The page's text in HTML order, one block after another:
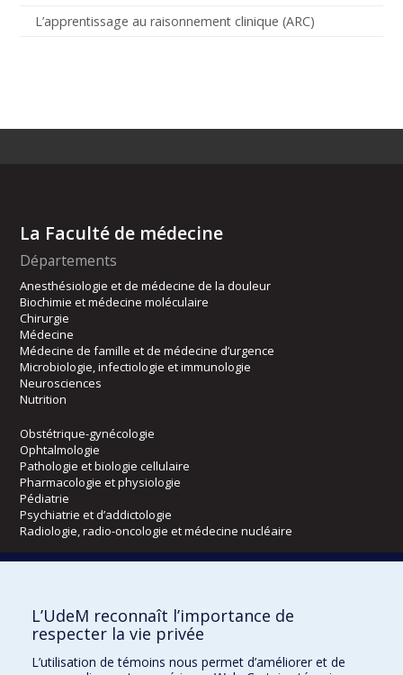
L’apprentissage au raisonnement clinique (ARC)
La Faculté de médecine
Départements
Anesthésiologie et de médecine de la douleur
Biochimie et médecine moléculaire
Chirurgie
Médecine
Médecine de famille et de médecine d’urgence
Microbiologie, infectiologie et immunologie
Neurosciences
Nutrition
Obstétrique-gynécologie
Ophtalmologie
Pathologie et biologie cellulaire
Pharmacologie et physiologie
Pédiatrie
Psychiatrie et d’addictologie
Radiologie, radio-oncologie et médecine nucléaire
Kinésiologie et des sciences de l’activité physique
Orthophonie et audiologie
L’UdeM reconnaît l’importance de
respecter la vie privée
L’utilisation de témoins nous permet d’améliorer et de